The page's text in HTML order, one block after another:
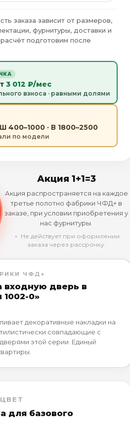
заказа зависит от размеров,
фурнитуры, доставки и
подготовим после
3 012 ₽/мес
взноса · равными долями
400–1000 · В 1800–2500
по модели
Акция 1+1=3
Акция распространяется на каждое
третье полотно фабрики ЧФД+ в
заказе, при условии приобретения у
нас фурнитуры.
﹡ Не действует при оформлении
заказа через рассрочку.
ЧФД+
входную дверь в
1002-0»
декоративные накладки на
совпадающие с
этой серии. Единый
для базового